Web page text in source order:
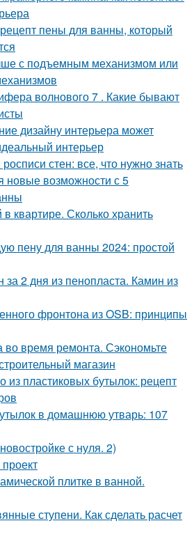
пены для ванны, который
с подъемным механизмом или
волнового 7 . Какие бывают
дизайну интерьера может
интерьер
стен: все, что нужно знать
новые возможности с 5
квартире. Сколько хранить
пену для ванны 2024: простой
за 2 дня из пенопласта. Камин из
фронтона из OSB: принципы
во время ремонта. Сэкономьте
магазин
из пластиковых бутылок: рецепт
в домашнюю утварь: 107
с нуля. 2)
плитке в ванной.
ступени. Как сделать расчет